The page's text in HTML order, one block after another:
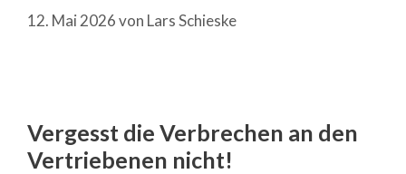
12. Mai 2026von Lars Schieske
Vergesst die Verbrechen an den
Vertriebenen nicht!